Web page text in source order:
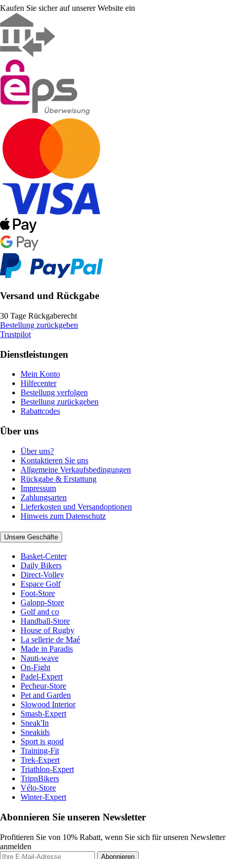
Kaufen Sie sicher auf unserer Website ein
Versand und Rückgabe
30 Tage Rückgaberecht
Bestellung zurückgeben
Trustpilot
Dienstleistungen
Mein Konto
Hilfecenter
Bestellung verfolgen
Bestellung zurückgeben
Rabattcodes
Über uns
Über uns?
Kontaktieren Sie uns
Allgemeine Verkaufsbedingungen
Rückgabe & Erstattung
Impressum
Zahlungsarten
Lieferkosten und Versandoptionen
Hinweis zum Datenschutz
Unsere Geschäfte
Basket-Center
Daily Bikers
Direct-Volley
Espace Golf
Foot-Store
Galopp-Store
Golf and co
Handball-Store
House of Rugby
La sellerie de Maé
Made in Paradis
Nauti-wave
On-Fight
Padel-Expert
Pecheur-Store
Pet and Garden
Slowood Interior
Smash-Expert
Sneak'In
Sneakids
Sport is good
Training-Fit
Trek-Expert
Triathlon-Expert
TripnBikers
Vélo-Store
Winter-Expert
Abonnieren Sie unseren Newsletter
Profitieren Sie von 10% Rabatt, wenn Sie sich für unseren Newsletter
anmelden
Abonnieren